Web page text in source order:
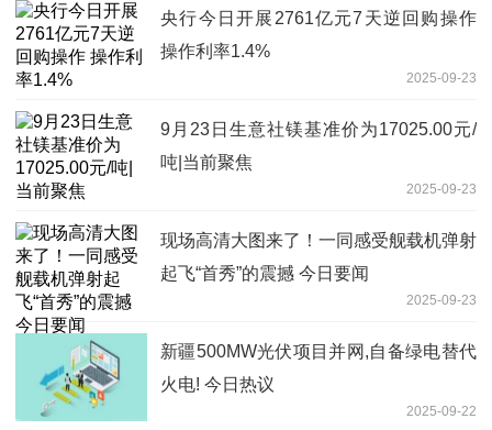
央行今日开展2761亿元7天逆回购操作
操作利率1.4%
2025-09-23
9月23日生意社镁基准价为17025.00元/
吨|当前聚焦
2025-09-23
现场高清大图来了！一同感受舰载机弹射
起飞“首秀”的震撼 今日要闻
2025-09-23
新疆500MW光伏项目并网,自备绿电替代
火电! 今日热议
2025-09-22